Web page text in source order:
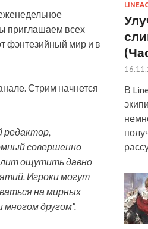
приглашаем всех
фэнтезийный мир и в
Стрим начнется
редактор,
совершенно
ощутить давно
Игроки могут
на мирных
другом”.
В